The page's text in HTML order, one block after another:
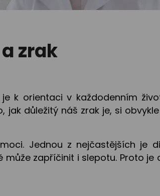
zrak
k orientaci v každodenním
jak důležitý náš zrak je, si
Jednou z nejčastějších je
může zapříčinit i slepotu. Proto je